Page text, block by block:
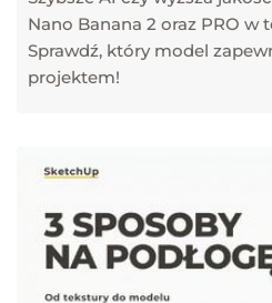
Nano Banana 2 oraz PRO w
Sprawdź, który model
projektem!